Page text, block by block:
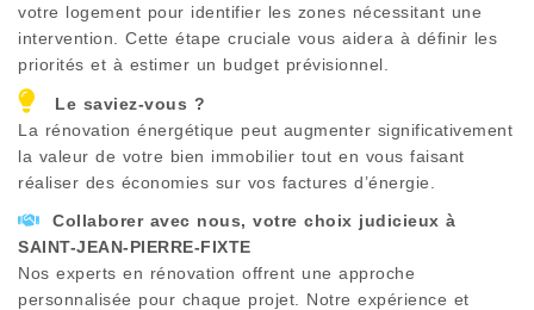
votre logement pour identifier les zones nécessitant une
intervention. Cette étape cruciale vous aidera à définir les
priorités et à estimer un budget prévisionnel.
Le saviez-vous ?
La rénovation énergétique peut augmenter significativement
la valeur de votre bien immobilier tout en vous faisant
réaliser des économies sur vos factures d’énergie.
Collaborer avec nous, votre choix judicieux à
SAINT-JEAN-PIERRE-FIXTE
Nos experts en rénovation offrent une approche
personnalisée pour chaque projet. Notre expérience et